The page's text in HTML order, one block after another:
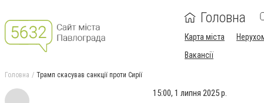
Головна
Карта міста
Вакансії
Головна Трамп скасував санкції проти Сирії
15:00, 1 липня 2025 р.